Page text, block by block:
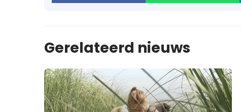
Gerelateerd nieuws